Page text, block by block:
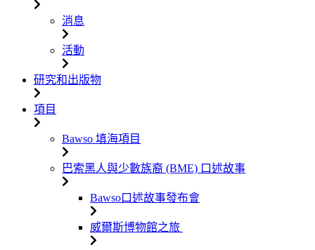
消息
活動
研究和出版物
項目
Bawso 填海項目
巴索黑人與少數族裔 (BME) 口述故事
Bawso口述故事發布會
威爾斯博物館之旅